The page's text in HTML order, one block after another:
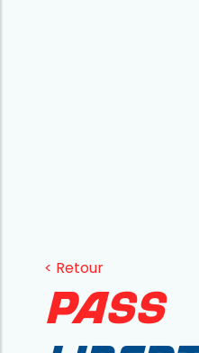
< Retour
PASS